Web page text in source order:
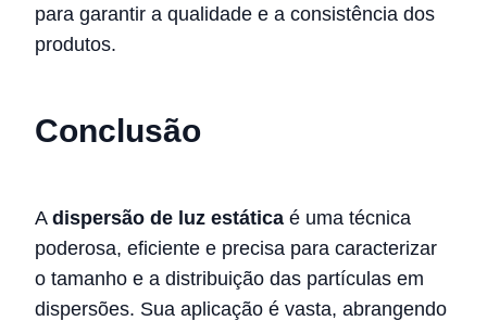
para garantir a qualidade e a consistência dos
produtos.
Conclusão
A dispersão de luz estática é uma técnica
poderosa, eficiente e precisa para caracterizar
o tamanho e a distribuição das partículas em
dispersões. Sua aplicação é vasta, abrangendo